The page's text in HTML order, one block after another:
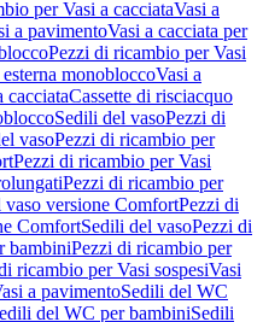
per Vasi a cacciataVasi a
a pavimentoVasi a cacciata per
Pezzi di ricambio per Vasi
monobloccoVasi a
cacciataCassette di risciacquo
Sedili del vasoPezzi di
vasoPezzi di ricambio per
Pezzi di ricambio per Vasi
Pezzi di ricambio per
vaso versione ComfortPezzi di
ComfortSedili del vasoPezzi di
bambiniPezzi di ricambio per
ricambio per Vasi sospesiVasi
a pavimentoSedili del WC
del WC per bambiniSedili